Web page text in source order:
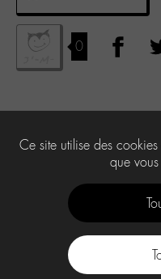
0
Ce site utilise des
que